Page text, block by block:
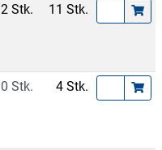
2 Stk. 11 Stk.
0 Stk. 4 Stk.